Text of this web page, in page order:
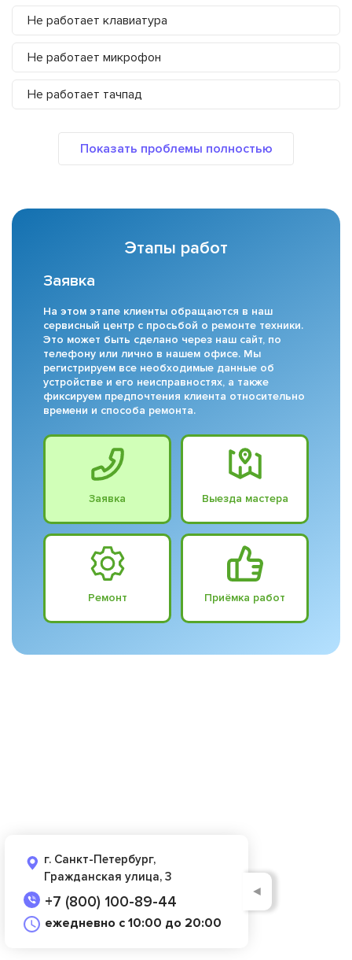
Не работает клавиатура
Не работает микрофон
Не работает тачпад
Этапы работ
Заявка
На этом этапе клиенты обращаются в наш
сервисный центр с просьбой о ремонте техники.
Это может быть сделано через наш сайт, по
телефону или лично в нашем офисе. Мы
регистрируем все необходимые данные об
устройстве и его неисправностях, а также
фиксируем предпочтения клиента относительно
времени и способа ремонта.
Заявка Выезда мастера
Ремонт Приёмка работ
г. Санкт-Петербург,
Гражданская улица, 3
+7 (800) 100-89-44
ежедневно с 10:00 до 20:00
◄